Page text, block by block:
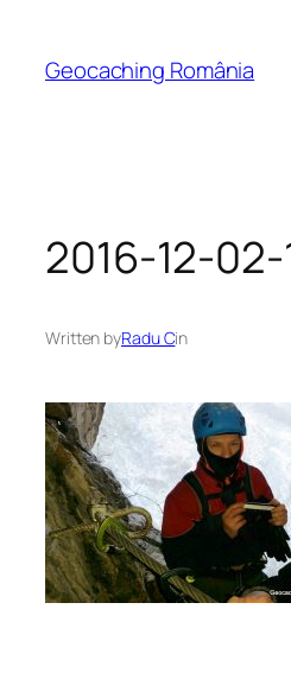
content
Geocaching România
2016-12-
Written byRadu Cin